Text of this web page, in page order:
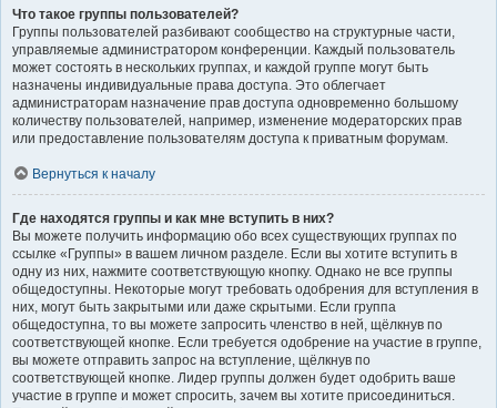
Что такое группы пользователей?
Группы пользователей разбивают сообщество на структурные части,
управляемые администратором конференции. Каждый пользователь
может состоять в нескольких группах, и каждой группе могут быть
назначены индивидуальные права доступа. Это облегчает
администраторам назначение прав доступа одновременно большому
количеству пользователей, например, изменение модераторских прав
или предоставление пользователям доступа к приватным форумам.
Вернуться к началу
Где находятся группы и как мне вступить в них?
Вы можете получить информацию обо всех существующих группах по
ссылке «Группы» в вашем личном разделе. Если вы хотите вступить в
одну из них, нажмите соответствующую кнопку. Однако не все группы
общедоступны. Некоторые могут требовать одобрения для вступления в
них, могут быть закрытыми или даже скрытыми. Если группа
общедоступна, то вы можете запросить членство в ней, щёлкнув по
соответствующей кнопке. Если требуется одобрение на участие в группе,
вы можете отправить запрос на вступление, щёлкнув по
соответствующей кнопке. Лидер группы должен будет одобрить ваше
участие в группе и может спросить, зачем вы хотите присоединиться.